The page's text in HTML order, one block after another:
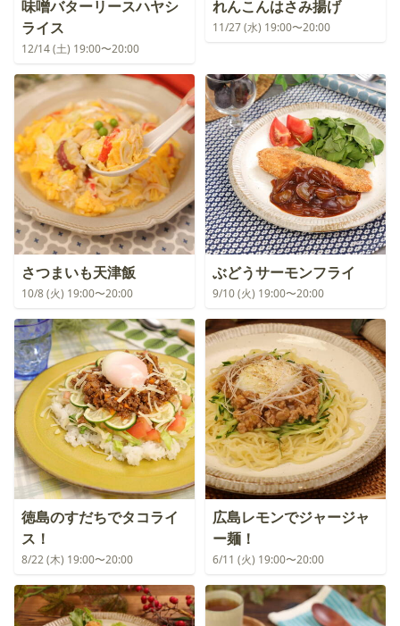
味噌バターリースハヤシ
ライス
12/14 (土) 19:00〜20:00
れんこんはさみ揚げ
11/27 (水) 19:00〜20:00
さつまいも天津飯
10/8 (火) 19:00〜20:00
ぶどうサーモンフライ
9/10 (火) 19:00〜20:00
徳島のすだちでタコライ
ス！
8/22 (木) 19:00〜20:00
広島レモンでジャージャ
ー麺！
6/11 (火) 19:00〜20:00